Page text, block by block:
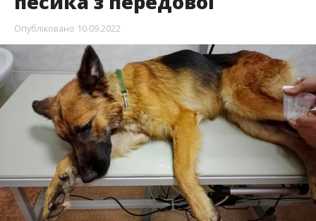
Опубліковано 10.09.2022